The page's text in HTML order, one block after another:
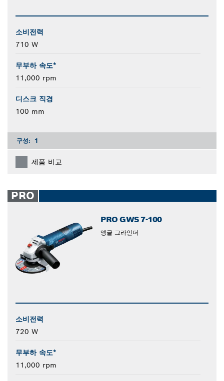
소비전력
710 W
무부하 속도*
11,000 rpm
디스크 직경
100 mm
구성: 1
제품 비교
PRO
PRO GWS 7-100
앵글 그라인더
소비전력
720 W
무부하 속도*
11,000 rpm